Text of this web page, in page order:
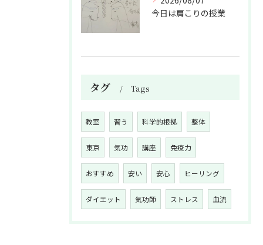
今日は肩こりの授業
タグ Tags
教室 習う 科学的根拠 整体
東京 気功 講座 免疫力
おすすめ 安い 安心 ヒーリング
ダイエット 気功師 ストレス 血流